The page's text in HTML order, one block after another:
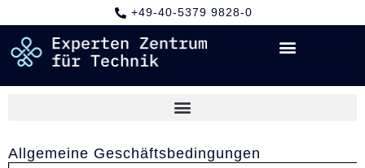
+49-40-5379 9828-0
Allgemeine Geschäftsbedingungen